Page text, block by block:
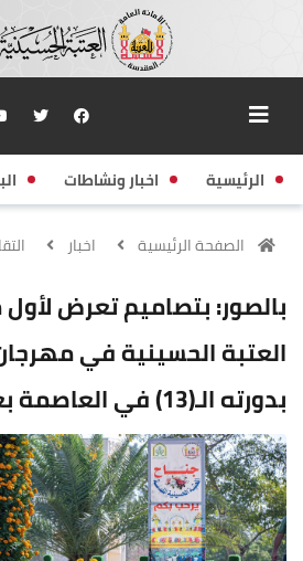
الرئيسية اخبار ونشاطات
الصفحة الرئيسية اخبار
بالصور: بتصاميم تعرض
العتبة الحسينية في
بدورته الـ(13) في العاصمة بغداد